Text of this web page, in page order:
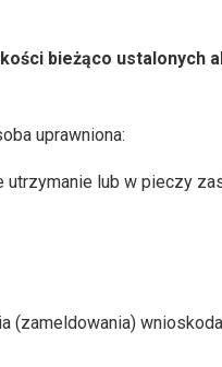
bieżąco ustalonych
uprawniona:
utrzymanie lub w pieczy
(zameldowania)